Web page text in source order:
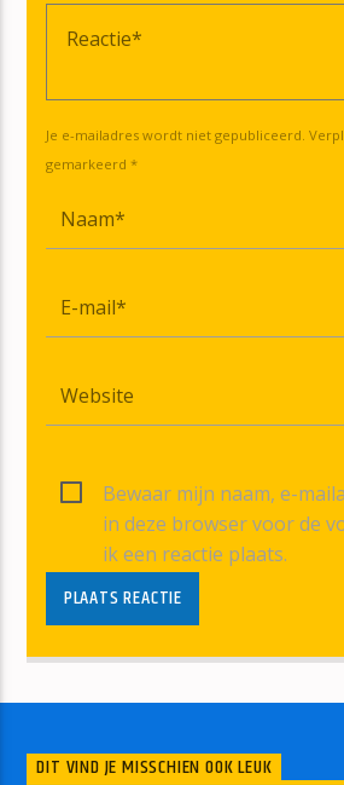
Je e-mailadres wordt niet gepubliceerd.
gemarkeerd *
Bewaar mijn naam, e-
in deze browser voor de
ik een reactie plaats.
DIT VIND JE MISSCHIEN OOK LEUK